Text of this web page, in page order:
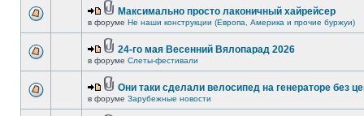
Максимально просто лаконичный хайрейсер
в форуме Не наши конструкции (Европа, Америка и прочие буржуи)
24-го мая Весенний Вялопарад 2026
в форуме Слеты-фестивали
Они таки сделали велосипед на генераторе без
в форуме Зарубежные новости